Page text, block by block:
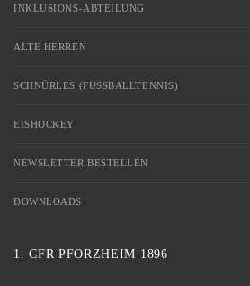
INKLUSIONS-ABTEILUNG
ALTE HERREN
SCHNÜRLES (FUSSBALLTENNIS)
EISHOCKEY
NEWSLETTER BESTELLEN
DOWNLOADS
1. CFR PFORZHEIM 1896